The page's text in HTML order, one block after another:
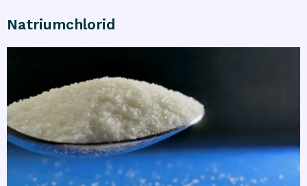
Natriumchlorid